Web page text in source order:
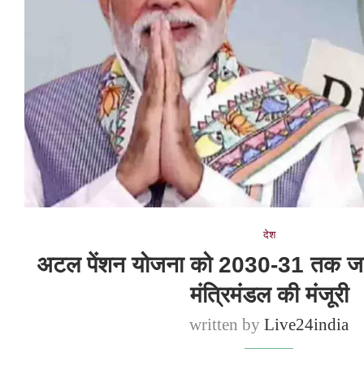
देश
अटल पेंशन योजना को 2030-31 तक
मंत्रिमंडल की मंजूरी
written byLive24india